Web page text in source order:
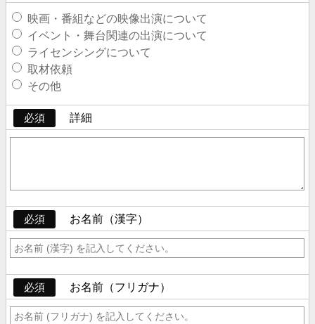
映画・番組などの映像出演について
イベント・舞台関連の出演について
ライセンシングについて
取材依頼
その他
必須 詳細
必須 お名前（漢字）
必須 お名前（フリガナ）